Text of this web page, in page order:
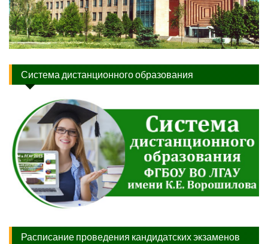
Система дистанционного образования
Расписание проведения кандидатских экзаменов